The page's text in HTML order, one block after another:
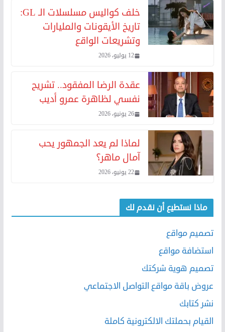
خلف كواليس مسلسلات الـ GL:
تاريخ الأيقونات والمليارات
وتشريعات الواقع
12 يوليو، 2026
عقدة الرضا المفقود.. تشريح
نفسي لظاهرة عمرو أديب
26 يونيو، 2026
لماذا لم يعد الجمهور يحب
آمال ماهر؟
22 يونيو، 2026
ماذا نستطيع أن نقدم لك
تصميم مواقع
استضافة مواقع
تصميم هوية شركتك
عروض باقة مواقع التواصل الاجتماعي
نشر كتابك
القيام بحملتك الالكترونية كاملة